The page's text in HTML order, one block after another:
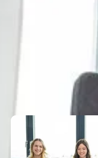
Was macht
Wir helfen
qualifizierten
Unternehmen
Media-Kampagnen,
einer